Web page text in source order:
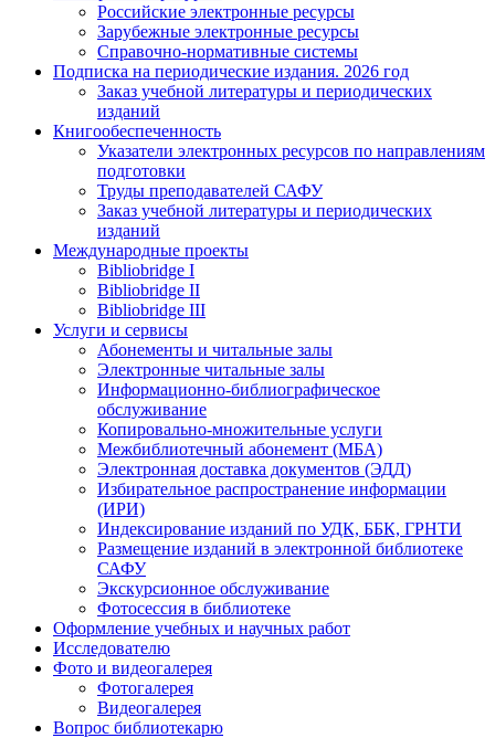
Российские электронные ресурсы
Зарубежные электронные ресурсы
Справочно-нормативные системы
Подписка на периодические издания. 2026 год
Заказ учебной литературы и периодических
изданий
Книгообеспеченность
Указатели электронных ресурсов по направлениям
подготовки
Труды преподавателей САФУ
Заказ учебной литературы и периодических
изданий
Международные проекты
Bibliobridge I
Bibliobridge II
Bibliobridge III
Услуги и сервисы
Абонементы и читальные залы
Электронные читальные залы
Информационно-библиографическое
обслуживание
Копировально-множительные услуги
Межбиблиотечный абонемент (МБА)
Электронная доставка документов (ЭДД)
Избирательное распространение информации
(ИРИ)
Индексирование изданий по УДК, ББК, ГРНТИ
Размещение изданий в электронной библиотеке
САФУ
Экскурсионное обслуживание
Фотосессия в библиотеке
Оформление учебных и научных работ
Исследователю
Фото и видеогалерея
Фотогалерея
Видеогалерея
Вопрос библиотекарю